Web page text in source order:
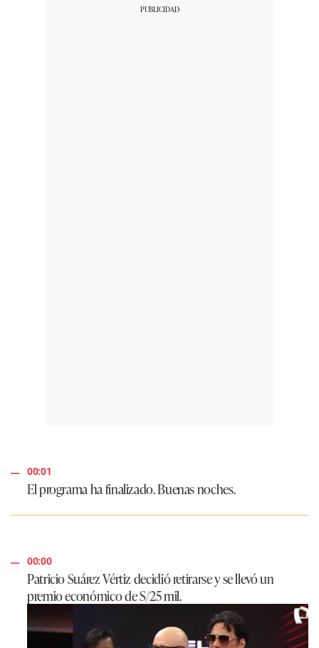
00:01
El programa ha finalizado. Buenas noches.
00:00
Patricio Suárez Vértiz decidió retirarse y se llevó un
premio económico de S/25 mil.